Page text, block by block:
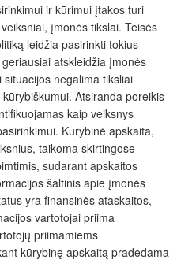
ir kūrimui įtakos turi
įmonės tikslai. Teisės
leidžia pasirinkti tokius
atskleidžia įmonės
negalima tiksliai
Atsiranda poreikis
kaip veiksnys
Kūrybinė apskaita,
taikoma skirtingose
sudarant apskaitos
šaltinis apie įmonės
yra finansinės ataskaitos,
vartotojai priima
priimamiems
kūrybinę apskaitą pradedama